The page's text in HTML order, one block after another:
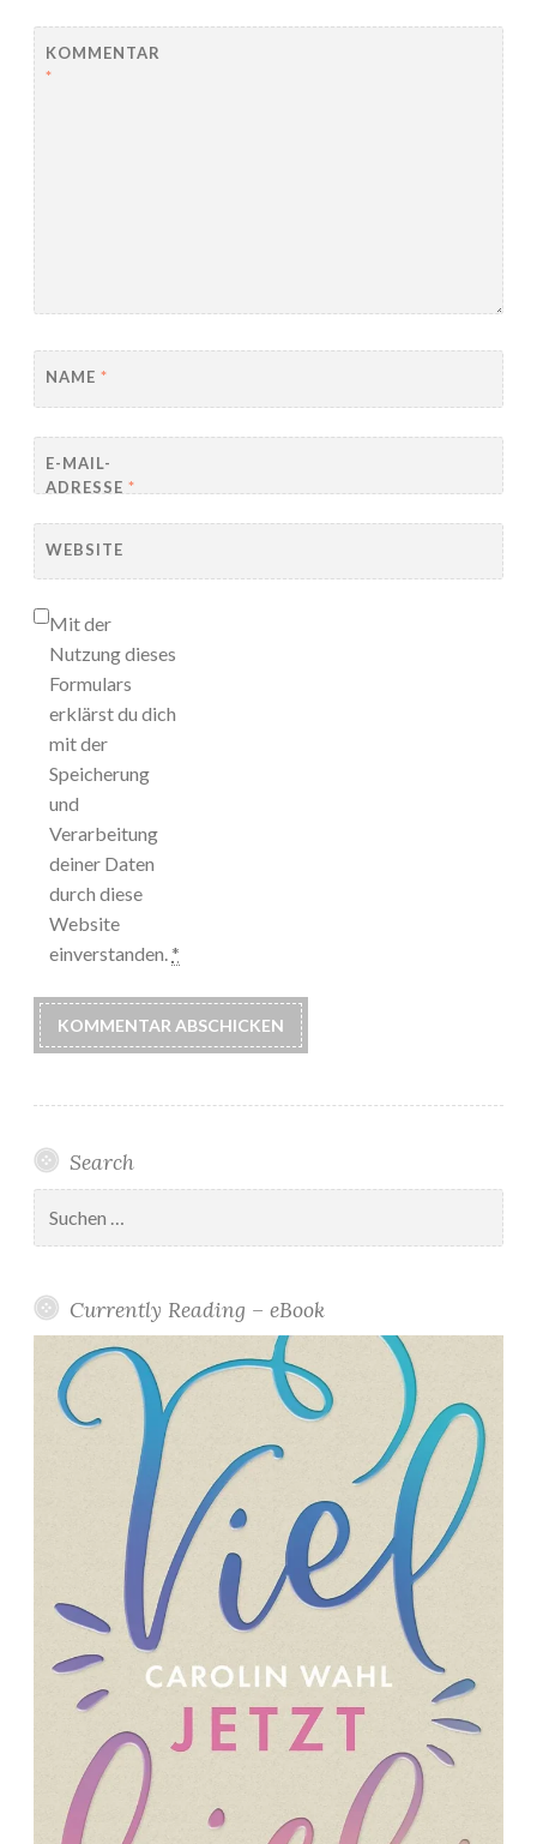
KOMMENTAR
*
NAME *
E-MAIL-
ADRESSE *
WEBSITE
Mit der
Nutzung dieses
Formulars
erklärst du dich
mit der
Speicherung
und
Verarbeitung
deiner Daten
durch diese
Website
einverstanden. *
Search
nach:
Currently Reading – eBook